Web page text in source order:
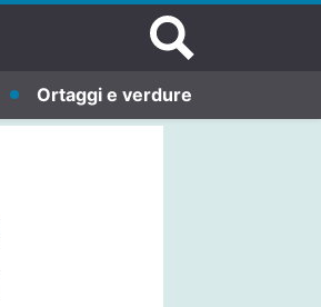
Ortaggi e verdure